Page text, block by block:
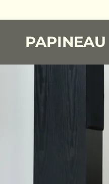
PAPINEAU